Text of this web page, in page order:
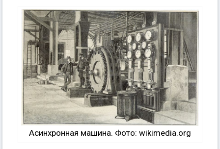
Асинхронная машина. Фото: wikimedia.org